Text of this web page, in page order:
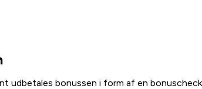
udbetales bonussen i form af en